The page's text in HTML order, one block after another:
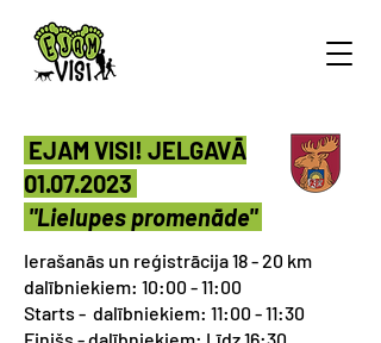
EJAM VISI! JELGAVĀ
01.07.2023
"Lielupes promenāde"
Ierašanās un reģistrācija 18 - 20 km
dalībniekiem: 10:00 - 11:00
Starts - dalībniekiem: 11:00 - 11:30